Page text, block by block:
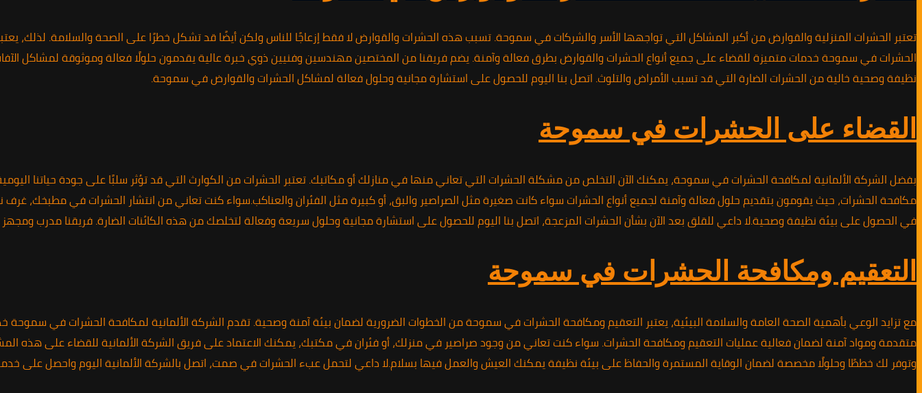
تعتبر الحشرات المنزلية والقوارض من أكبر المشاكل التي تواجهها الأسر والشركات في سموحة. تسبب هذه الحشرات والقوارض لا فقط إزعاجًا للناس ولكن أيضًا قد تشكل خطرًا على الصحة والسلامة. لذلك،
الحشرات في سموحة خدمات متميزة للقضاء على جميع أنواع الحشرات والقوارض بطرق فعالة وآمنة. يضم فريقنا من المختصين مهندسين وفنيين ذوي خبرة عالية يقدمون حلولًا فعالة وموثوقة لمشاكل
نظيفة وصحية خالية من الحشرات الضارة التي قد تسبب الأمراض والتلوث. اتصل بنا اليوم للحصول على استشارة مجانية وحلول فعالة لمشاكل الحشرات والقوارض في سموحة.
القضاء على الحشرات في سموحة
بفضل الشركة الألمانية لمكافحة الحشرات في سموحة، يمكنك الآن التخلص من مشكلة الحشرات التي تعاني منها في منازلك أو مكاتبك. تعتبر الحشرات من الكوارث التي قد تؤثر سلبًا على جودة حياتنا
مكافحة الحشرات، حيث يقومون بتقديم حلول فعالة وآمنة لجميع أنواع الحشرات سواء كانت صغيرة مثل الصراصير والبق، أو كبيرة مثل الفئران والعناكب.سواء كنت تعاني من انتشار الحشرات في
في الحصول على بيئة نظيفة وصحية.لا داعي للقلق بعد الآن بشأن الحشرات المزعجة، اتصل بنا اليوم للحصول على استشارة مجانية وحلول سريعة وفعالة لتخلصك من هذه الكائنات الضارة. فريقنا مدرب
التعقيم ومكافحة الحشرات في سموحة
مع تزايد الوعي بأهمية الصحة العامة والسلامة البيئية، يعتبر التعقيم ومكافحة الحشرات في سموحة من الخطوات الضرورية لضمان بيئة آمنة وصحية. تقدم الشركة الألمانية لمكافحة الحشرات في
متقدمة ومواد آمنة لضمان فعالية عمليات التعقيم ومكافحة الحشرات. سواء كنت تعاني من وجود صراصير في منزلك، أو فئران في مكتبك، يمكنك الاعتماد على فريق الشركة الألمانية للقضاء على هذه
وتوفر لك خططًا وحلولًا مخصصة لضمان الوقاية المستمرة والحفاظ على بيئة نظيفة يمكنك العيش والعمل فيها بسلام.لا داعي لتحمل عبء الحشرات في صمت، اتصل بالشركة الألمانية اليوم واحصل على